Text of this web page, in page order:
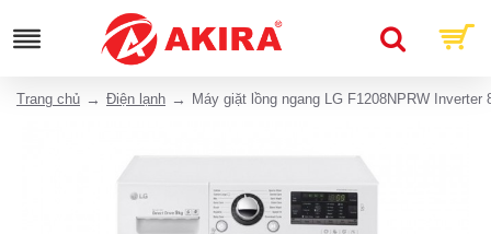
Trang chủ Điện lạnh Máy giặt lồng ngang LG F1208NPRW Inverter